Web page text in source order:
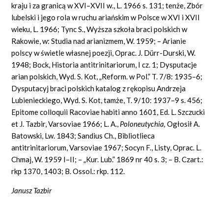
kraju i za granicą w XVI–XVII w., L. 1966 s. 131; tenże, Zbór
lubelski i jego rola w ruchu ariańskim w Polsce w XVI i XVII
wieku, L. 1966; Tync S., Wyższa szkoła braci polskich w
Rakowie, w: Studia nad arianizmem, W. 1959; – Arianie
polscy w świetle własnej poezji, Oprac. J. Dürr-Durski, W.
1948; Bock, Historia antitrinitariorum, I cz. 1; Dysputacje
arian polskich, Wyd. S. Kot, „Reform. w Pol.” T. 7/8: 1935–6;
Dysputacyj braci polskich katalog z rękopisu Andrzeja
Lubienieckiego, Wyd. S. Kot, tamże, T. 9/10: 1937–9 s. 456;
Epitome colloquii Racoviae habiti anno 1601, Ed. L. Szczucki
et J. Tazbir, Varsoviae 1966; L. A., Poloneutychia,Ogłosił A.
Batowski, Lw. 1843; Sandius Ch., Bibliotlieca
antitrinitariorum, Varsoviae 1967; Socyn F., Listy, Oprac. L.
Chmaj, W. 1959 I–II; – „Kur. Lub.” 1869 nr 40 s. 3; – B. Czart.:
rkp 1370, 1403; B. Ossol.: rkp. 112.
Janusz Tazbir